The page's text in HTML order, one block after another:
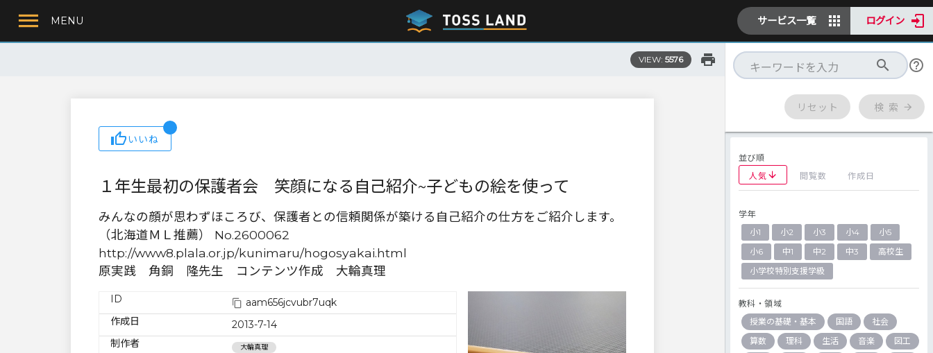
MENU サービス一覧 ログイン
VIEW: 5576
いいね
１年生最初の保護者会 笑顔になる自己紹介~子どもの絵を使って
みんなの顔が思わずほころび、保護者との信頼関係が築ける自己紹介の仕方をご紹介します。
（北海道ＭＬ推薦） No.2600062
http://www8.plala.or.jp/kunimaru/hogosyakai.html
原実践 角銅 隆先生 コンテンツ作成 大輪真理
ID
aam656jcvubr7uqk
作成日
2013-7-14
制作者
大輪真理
リセット 検 索
並び順
人気
閲覧数 作成日
学年
小1
小2 小3 小4
小5
小6
中1 中2 中3
高校生
小学校特別支援学級
教科・領域
授業の基礎・基本
国語
社会
算数
理科 生活 音楽
図工